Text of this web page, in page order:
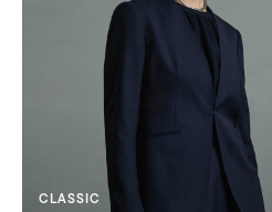
CLASSIC